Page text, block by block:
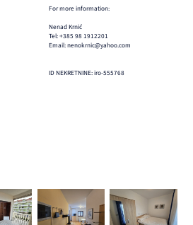
For more information:
Nenad Krnić
Tel: +385 98 1912201
Email: nenokrnic@yahoo.com
ID NEKRETNINE: iro-555768